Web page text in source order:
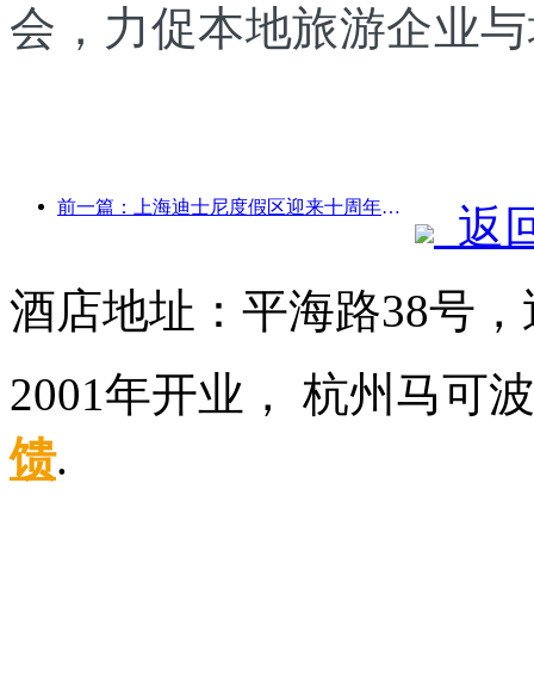
会，力促本地旅游企业
前一篇：上海迪士尼度假区迎来十周年，累计接待游客超1亿人次
返
酒店地址：平海路38号
2001年开业， 杭州马
馈.